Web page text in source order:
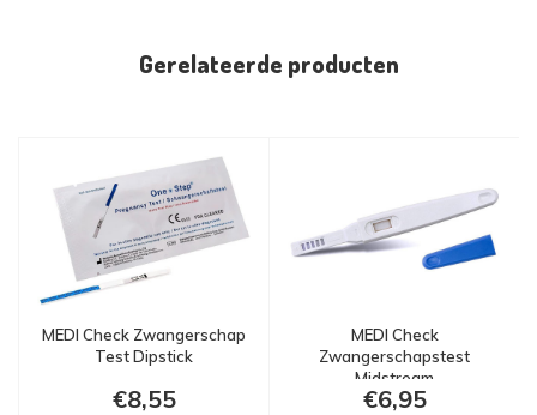
Gerelateerde producten
MEDI Check Zwangerschap
Test Dipstick
€8,55
MEDI Check
Zwangerschapstest
Midstream
€6,95